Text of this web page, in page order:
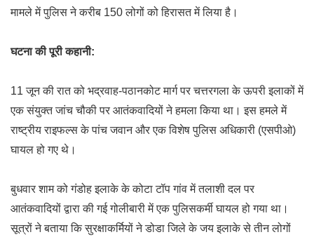
मामले में पुलिस ने करीब 150 लोगों को हिरासत में लिया है।
घटना की पूरी कहानी:
11 जून की रात को भद्रवाह-पठानकोट मार्ग पर चत्तरगला के ऊपरी इलाकों में
एक संयुक्त जांच चौकी पर आतंकवादियों ने हमला किया था। इस हमले में
राष्ट्रीय राइफल्स के पांच जवान और एक विशेष पुलिस अधिकारी (एसपीओ)
घायल हो गए थे।
बुधवार शाम को गंडोह इलाके के कोटा टॉप गांव में तलाशी दल पर
आतंकवादियों द्वारा की गई गोलीबारी में एक पुलिसकर्मी घायल हो गया था।
सूत्रों ने बताया कि सुरक्षाकर्मियों ने डोडा जिले के जय इलाके से तीन लोगों